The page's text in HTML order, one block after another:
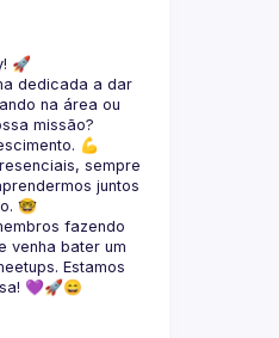
! 🚀
dedicada a dar
na área ou
missão?
💪
, sempre
juntos
🤓
fazendo
venha bater um
Estamos
💜🚀😄